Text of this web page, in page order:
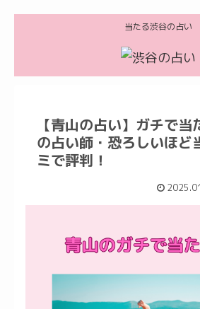
当たる渋谷の占い
【青山の占い】ガチで当
の占い師・恐ろしいほど
ミで評判！